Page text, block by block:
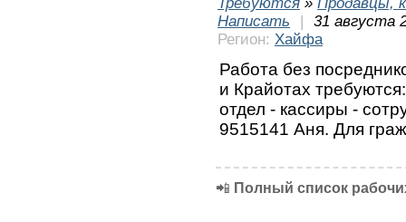
Написать
|
31 августа
Регион: Хайфа
Работа без
и Крайотах
отдел - кассиры -
9515141 Аня. Для
📲 Полный список